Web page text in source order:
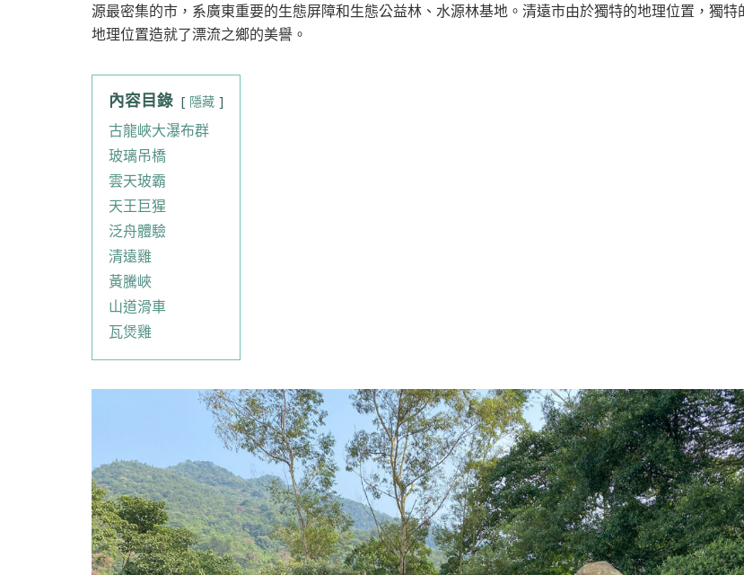
源最密集的市，系廣東重要的生態屏障和生態公益林、水源林基地。清遠市由於獨特的地理位置，獨特
地理位置造就了漂流之鄉的美譽。
內容目錄 隱藏
古龍峽大瀑布群
玻璃吊橋
雲天玻霸
天王巨猩
泛舟體驗
清遠雞
黃騰峽
山道滑車
瓦煲雞